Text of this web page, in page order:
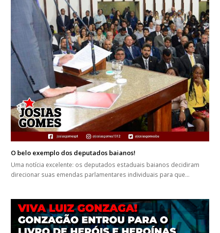
O belo exemplo dos deputados baianos!
Uma notícia excelente: os deputados estaduais baianos decidiram
direcionar suas emendas parlamentares individuais para que…